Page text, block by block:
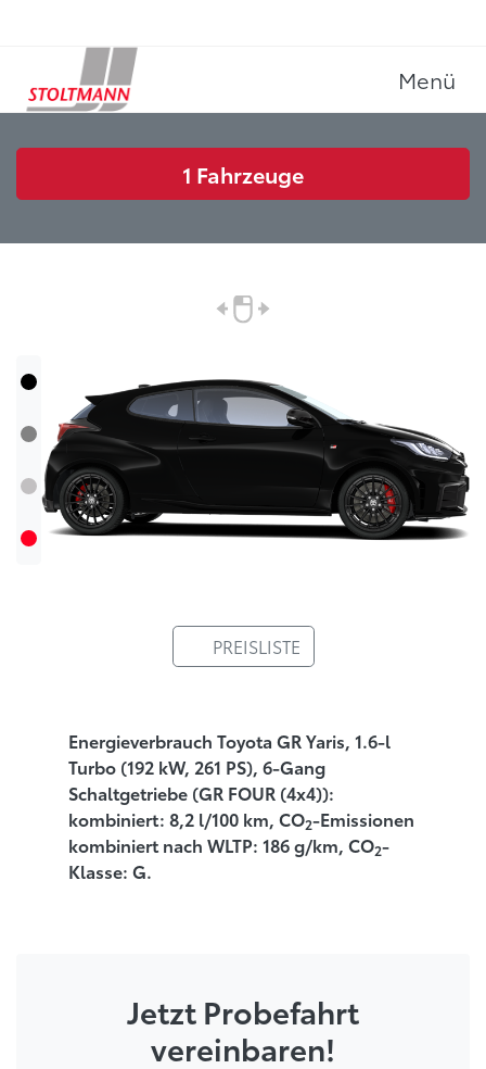
Menü
1 Fahrzeuge
PREISLISTE
Energieverbrauch Toyota GR Yaris, 1.6-l
Turbo (192 kW, 261 PS), 6-Gang
Schaltgetriebe (GR FOUR (4x4)):
kombiniert: 8,2 l/100 km, CO2-Emissionen
kombiniert nach WLTP: 186 g/km, CO2-
Klasse: G.
Jetzt Probefahrt
vereinbaren!